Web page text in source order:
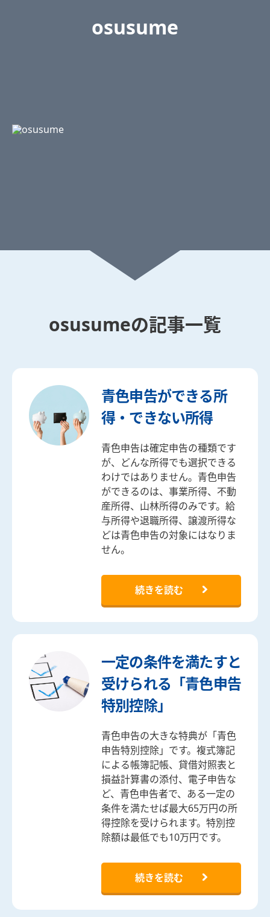
osusume
osusumeの記事一覧
青色申告ができる所
得・できない所得
青色申告は確定申告の種類です
が、どんな所得でも選択できる
わけではありません。青色申告
ができるのは、事業所得、不動
産所得、山林所得のみです。給
与所得や退職所得、譲渡所得な
どは青色申告の対象にはなりま
せん。
続きを読む
一定の条件を満たすと
受けられる「青色申告
特別控除」
青色申告の大きな特典が「青色
申告特別控除」です。複式簿記
による帳簿記帳、貸借対照表と
損益計算書の添付、電子申告な
ど、青色申告者で、ある一定の
条件を満たせば最大65万円の所
得控除を受けられます。特別控
除額は最低でも10万円です。
続きを読む